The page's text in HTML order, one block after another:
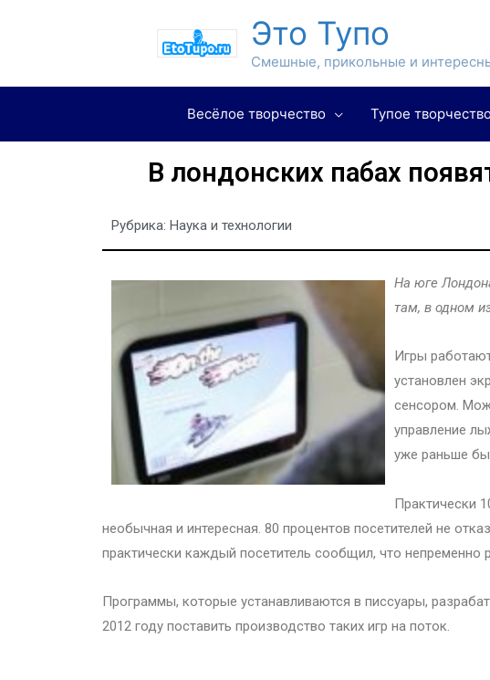
Это Тупо
Смешные, прикольные и
Весёлое творчество Тупое
В лондонских пабах
Рубрика: Наука и технологии
На юге
там, в одном
Игры
установлен
сенсором.
управление
уже раньше
Практически
необычная и интересная. 80 процентов посетителей не
практически каждый посетитель сообщил, что непременно
Программы, которые устанавливаются в писсуары,
2012 году поставить производство таких игр на поток.